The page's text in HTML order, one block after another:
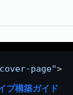
page">
プ構築ガイド